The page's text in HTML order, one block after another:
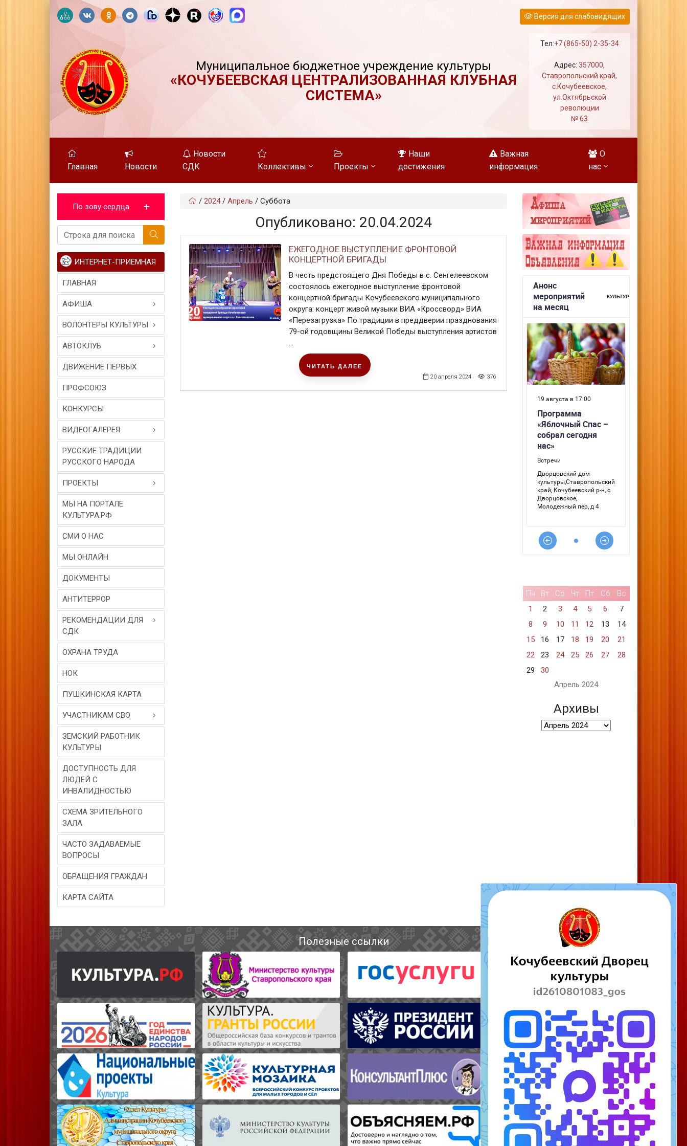
Версия для слабовидящих
Муниципальное бюджетное учреждение культуры
«КОЧУБЕЕВСКАЯ ЦЕНТРАЛИЗОВАННАЯ КЛУБНАЯ
СИСТЕМА»
Тел:+7 (865-50) 2-35-34
Адрес:357000,
Ставропольский край,
с.Кочубеевское,
ул.Октябрьской
революции
№ 63
Главная Новости
Новости
СДК
Коллективы Проекты
Наши
достижения
Важная
информация
О
нас
По зову сердца
ИНТЕРНЕТ-ПРИЕМНАЯ
ГЛАВНАЯ
АФИША
ВОЛОНТЕРЫ КУЛЬТУРЫ
АВТОКЛУБ
ДВИЖЕНИЕ ПЕРВЫХ
ПРОФСОЮЗ
КОНКУРСЫ
ВИДЕОГAЛЕРЕЯ
РУССКИЕ ТРАДИЦИИ
РУССКОГО НАРОДА
ПРОЕКТЫ
МЫ НА ПОРТАЛЕ
КУЛЬТУРА.РФ
СМИ О НАС
МЫ ОНЛАЙН
ДОКУМЕНТЫ
АНТИТЕРРОР
РЕКОМЕНДАЦИИ ДЛЯ
СДК
ОХРАНА ТРУДА
НОК
ПУШКИНСКАЯ КАРТА
УЧАСТНИКАМ СВО
ЗЕМСКИЙ РАБОТНИК
КУЛЬТУРЫ
ДОСТУПНОСТЬ ДЛЯ
ЛЮДЕЙ С
ИНВАЛИДНОСТЬЮ
СХЕМА ЗРИТЕЛЬНОГО
ЗАЛА
ЧАСТО ЗАДАВАЕМЫЕ
ВОПРОСЫ
ОБРАЩЕНИЯ ГРАЖДАН
КАРТА САЙТА
/ 2024/ Апрель / Суббота
Опубликовано: 20.04.2024
ЕЖЕГОДНОЕ ВЫСТУПЛЕНИЕ ФРОНТОВОЙ
КОНЦЕРТНОЙ БРИГАДЫ
В честь предстоящего Дня Победы в с. Сенгелеевском
состоялось ежегодное выступление фронтовой
концертной бригады Кочубеевского муниципального
округа: концерт живой музыки ВИА «Кроссворд» ВИА
«Перезагрузка» По традиции в преддверии празднования
79-ой годовщины Великой Победы выступления артистов
...
20 апреля 2024 376
ЧИТАТЬ ДАЛЕЕ
Апрель 2024
Пн Вт Ср Чт Пт Сб
Вс
1
2 3 4 5 6
7
8
9 10 11 12 13
14
15
16 17 18 19 20
21
22
23 24 25 26 27
28
29
30
Архивы
Архивы
Полезные ссылки